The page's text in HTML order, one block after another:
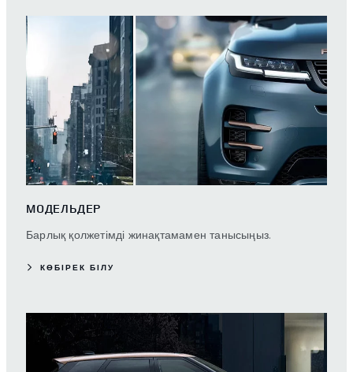
МОДЕЛЬДЕР
Барлық қолжетімді жинақтамамен танысыңыз.
КӨБІРЕК БІЛУ